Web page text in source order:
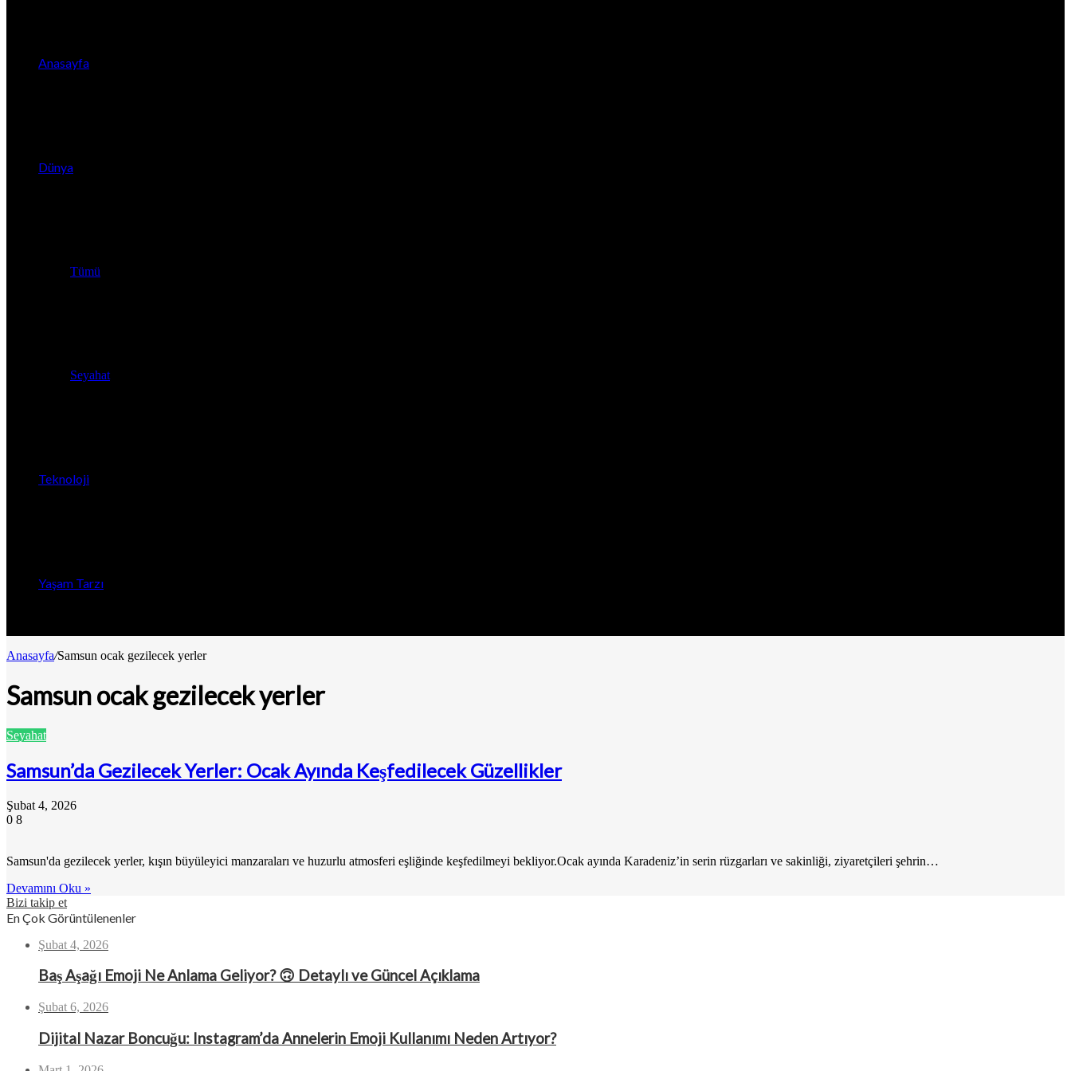
Anasayfa
Dünya
Tümü
Seyahat
Teknoloji
Yaşam Tarzı
Anasayfa/Samsun ocak gezilecek yerler
Samsun ocak gezilecek yerler
Seyahat
Samsun’da Gezilecek Yerler: Ocak Ayında Keşfedilecek Güzellikler
Şubat 4, 2026
0 8
Samsun'da gezilecek yerler, kışın büyüleyici manzaraları ve huzurlu atmosferi eşliğinde keşfedilmeyi bekliyor.Ocak ayında Karadeniz’in serin rüzgarları ve sakinliği, ziyaretçileri şehrin…
Devamını Oku »
Bizi takip et
En Çok Görüntülenenler
Şubat 4, 2026
Baş Aşağı Emoji Ne Anlama Geliyor? 🙃 Detaylı ve Güncel Açıklama
Şubat 6, 2026
Dijital Nazar Boncuğu: Instagram’da Annelerin Emoji Kullanımı Neden Artıyor?